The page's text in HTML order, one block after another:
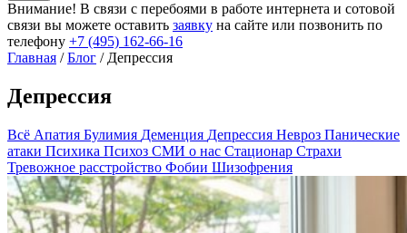
Внимание! В связи с перебоями в работе интернета и сотовой
связи вы можете оставить заявку на сайте или позвонить по
телефону +7 (495) 162-66-16
Главная /Блог / Депрессия
Депрессия
Всё Апатия Булимия Деменция Депрессия Невроз Панические
атаки Психика Психоз СМИ о нас Стационар Страхи
Тревожное расстройство Фобии Шизофрения